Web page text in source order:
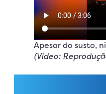
Apesar do susto,
(Vídeo: